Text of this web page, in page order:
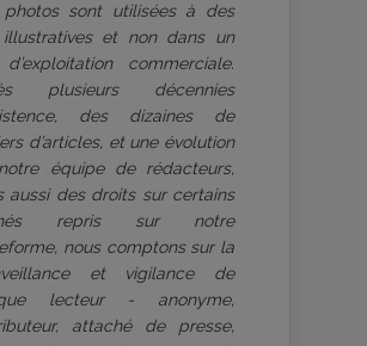
photos sont utilisées à des
et non dans un
commerciale.
plusieurs décennies
des dizaines de
d’articles, et une évolution
équipe de rédacteurs,
aussi des droits sur certains
repris sur notre
nous comptons sur la
et vigilance de
lecteur - anonyme,
attaché de presse,